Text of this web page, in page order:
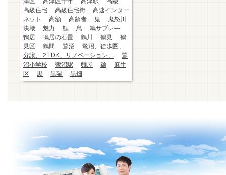
高級住宅
高級住宅街
高速インター
ネット
高額 高齢者 鬼
鬼怒川
決壊
魅力 鯉 鳥
鳩サブレ―
鴨居
鴨居の石畳 鶴川 鶴見
鶴
見区
鶴間 鷺沼
鷺沼、徒歩圏、
分譲、２LDK、リノベーション、
鷺
沼小学校
鷺沼駅 麵屋 麺
麻生
区
黒 黒猫 黒畑